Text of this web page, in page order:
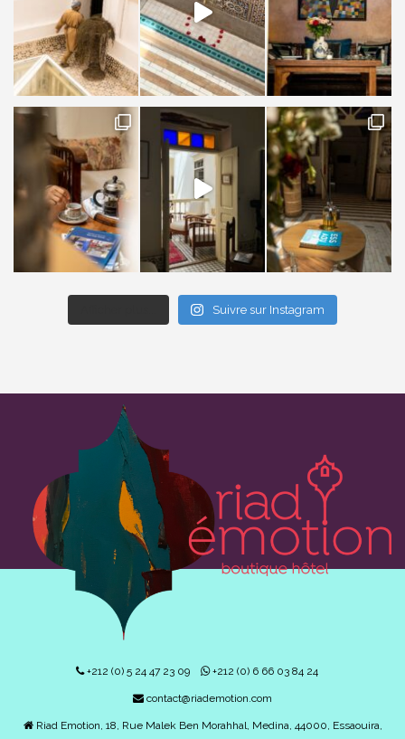
Suivre sur Instagram
+212 (0) 5 24 47 23 09 +212 (0) 6 66 03 84 24
contact@riademotion.com
Riad Emotion, 18, Rue Malek Ben Morahhal, Medina, 44000, Essaouira,